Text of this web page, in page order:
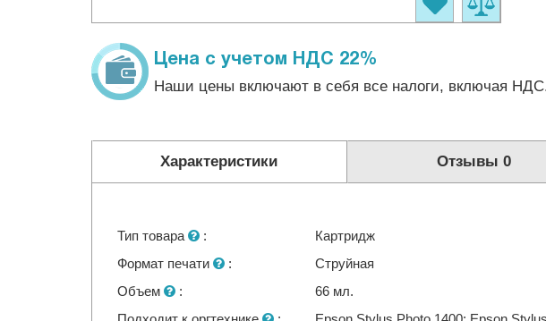
Цена с учетом НДС 22%
Наши цены включают в себя все налоги, включая
Характеристики Отзывы 0
Тип товара :
Картридж
Формат печати
:
Струйная
Объем
:
66 мл.